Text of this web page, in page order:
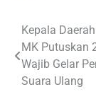
Navigasi
pos
Kepala
MK Putuskan
Wajib Gelar
Suara Ulang